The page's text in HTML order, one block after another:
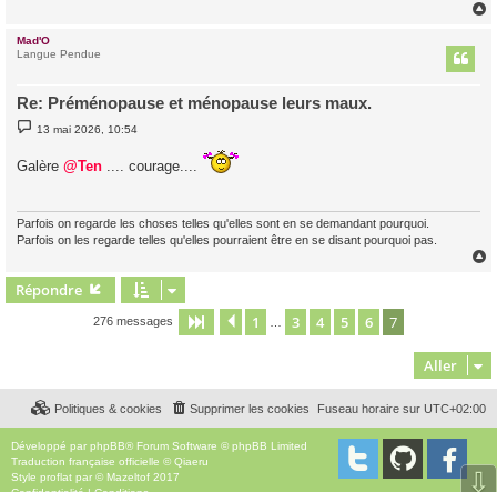
Mad'O
Langue Pendue
Re: Préménopause et ménopause leurs maux.
M
e
s
13 mai 2026, 10:54
Galère @Ten .... courage....
Parfois on regarde les choses telles qu'elles sont en se demandant pourquoi.
Parfois on les regarde telles qu'elles pourraient être en se disant pourquoi pas.
Répondre
276 messages Page sur
Précédent
1 3 4 5 6 7
Aller
Fuseau horaire sur UTC+02:00
Supprimer les cookies
Politiques & cookies
Développé par phpBB® Forum Software © phpBB Limited
Traduction française officielle ©Qiaeru
Style proflat par © Mazeltof 2017
⇩